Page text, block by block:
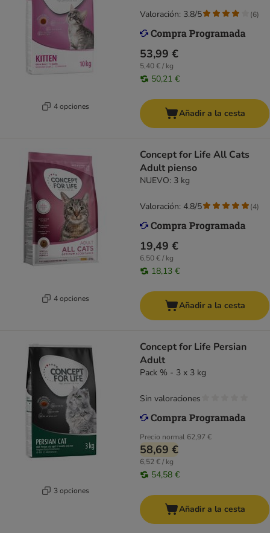
4 opciones
53,99 €
5,40 € / kg
50,21 €
Valoración: 3.8/5 (6)
Añadir a la cesta
4 opciones
Concept for Life All Cats
Adult pienso
NUEVO: 3 kg
19,49 €
6,50 € / kg
18,13 €
Valoración: 4.8/5 (4)
Añadir a la cesta
3 opciones
Concept for Life Persian
Adult
Pack % - 3 x 3 kg
Precio normal 62,97 €
58,69 €
6,52 € / kg
54,58 €
Sin valoraciones
Añadir a la cesta